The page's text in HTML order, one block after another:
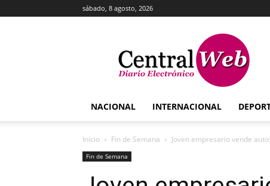
sábado, 8 agosto, 2026
Central
Web
NACIONAL INTERNACIONAL
Inicio Fin de Semana Joven empresario vende
Fin de Semana